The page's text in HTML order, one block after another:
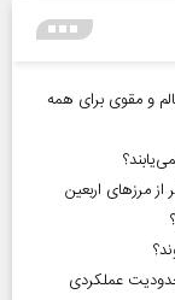
سریع، سالم و مقوی برای همه
میلیون نفر با محدودیت عملکردی